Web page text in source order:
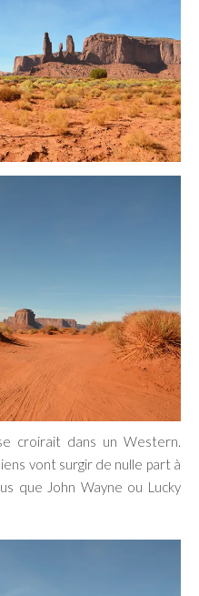
croirait dans un Western.
vont surgir de nulle part à
que John Wayne ou Lucky